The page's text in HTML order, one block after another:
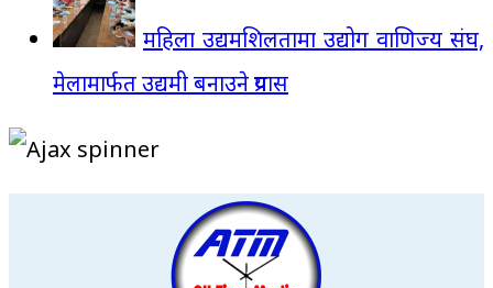
महिला उद्यमशिलतामा उद्योग वाणिज्य संघ,
मेलामार्फत उद्यमी बनाउने प्रयास